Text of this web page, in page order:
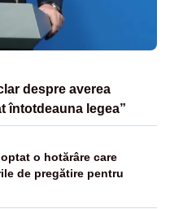
despre averea
întotdeauna legea”
o hotărâre care
de pregătire pentru